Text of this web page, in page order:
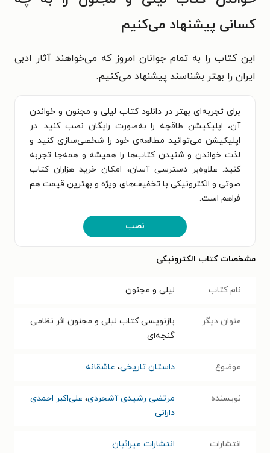
کسانی پیشنهاد می‌کنیم
این کتاب را به تمام جوانان امروز که می‌خواهند آثار ادبی
ایران را بهتر بشناسند پیشنهاد می‌کنیم.
برای تجربه‌ای بهتر در دانلود کتاب لیلی و مجنون و خواندن
آن، اپلیکیشن طاقچه را به‌صورت رایگان نصب کنید. در
اپلیکیشن می‌توانید مطالعه‌ی خود را شخصی‌سازی کنید و
لذت خواندن و شنیدن کتاب‌ها را همیشه و همه‌جا تجربه
کنید. علاوه‌بر دسترسی آسان، امکان خرید هزاران کتاب
صوتی و الکترونیکی با تخفیف‌های ویژه و بهترین قیمت هم
فراهم است.
نصب
مشخصات کتاب الکترونیکی
نام کتاب لیلی و مجنون
عنوان دیگر
بازنویسی کتاب لیلی و مجنون اثر نظامی
گنجه‌ای
موضوع داستان تاریخی، عاشقانه
نویسنده مرتضی رشیدی آشجردی، علی‌‌اكبر احمدی
دارانی
انتشارات انتشارات میراثبان